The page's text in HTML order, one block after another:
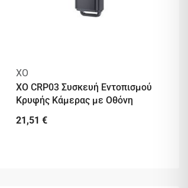
XO
XO CRP03 Συσκευή Εντοπισμού
Κρυφής Κάμερας με Οθόνη
21,51 €